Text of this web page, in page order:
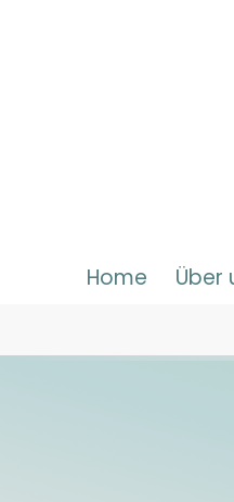
Home Über